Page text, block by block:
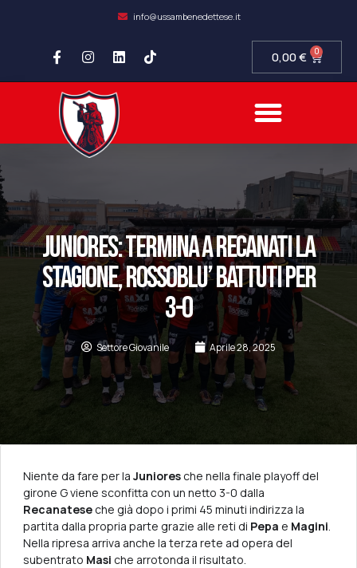
info@ussambenedettese.it
0,00€ 0
JUNIORES: TERMINA A RECANATI LA
STAGIONE, ROSSOBLU’ BATTUTI PER
3-0
Settore Giovanile Aprile 28, 2025
Niente da fare per la Juniores che nella finale playoff del
girone G viene sconfitta con un netto 3-0 dalla
Recanatese che già dopo i primi 45 minuti indirizza la
partita dalla propria parte grazie alle reti di Pepa e Magini.
Nella ripresa arriva anche la terza rete ad opera del
subentrato Masi che arrotonda il risultato.